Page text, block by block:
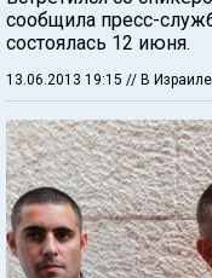
сообщила пресс-
состоялась 12 июня.
13.06.2013 19:15 // В Израиле